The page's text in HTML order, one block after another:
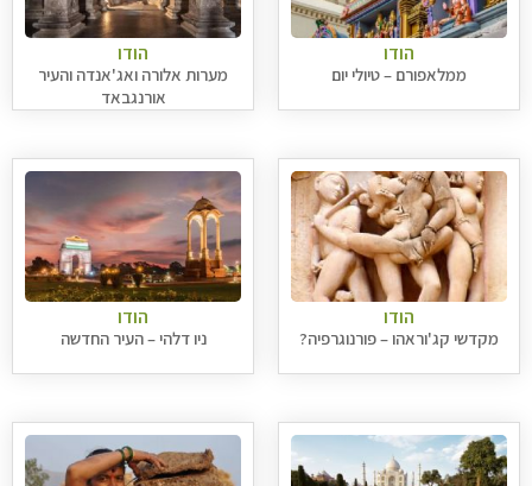
הודו
ממלאפורם – טיולי יום
הודו
מערות אלורה ואג'אנדה והעיר
אורנגבאד
הודו
מקדשי קג'וראהו – פורנוגרפיה?
הודו
ניו דלהי – העיר החדשה